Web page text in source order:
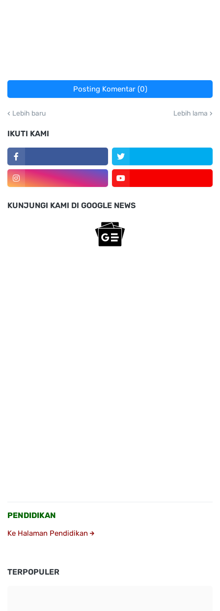
Posting Komentar (0)
Lebih baru Lebih lama
IKUTI KAMI
KUNJUNGI KAMI DI GOOGLE NEWS
PENDIDIKAN
Ke Halaman Pendidikan
TERPOPULER